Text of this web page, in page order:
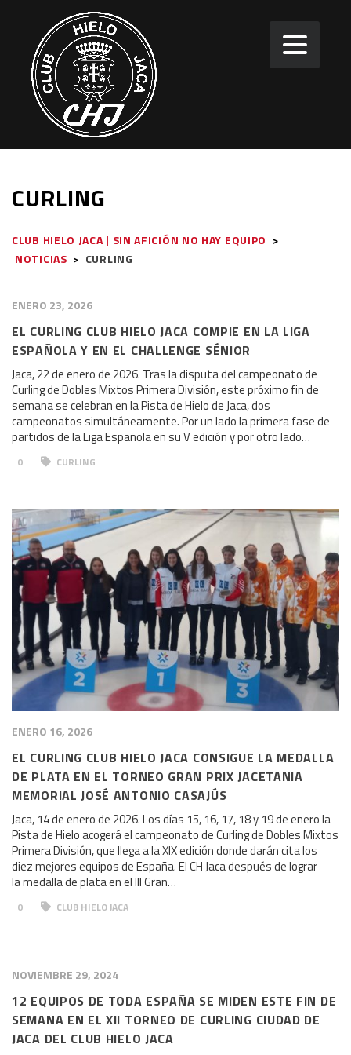
CURLING
CLUB HIELO JACA | SIN AFICIÓN NO HAY EQUIPO >
NOTICIAS > CURLING
ENERO 23, 2026
EL CURLING CLUB HIELO JACA COMPIE EN LA LIGA
ESPAÑOLA Y EN EL CHALLENGE SÉNIOR
Jaca, 22 de enero de 2026. Tras la disputa del campeonato de
Curling de Dobles Mixtos Primera División, este próximo fin de
semana se celebran en la Pista de Hielo de Jaca, dos
campeonatos simultáneamente. Por un lado la primera fase de
partidos de la Liga Española en su V edición y por otro lado…
0 CURLING
ENERO 16, 2026
EL CURLING CLUB HIELO JACA CONSIGUE LA MEDALLA
DE PLATA EN EL TORNEO GRAN PRIX JACETANIA
MEMORIAL JOSÉ ANTONIO CASAJÚS
Jaca, 14 de enero de 2026. Los días 15, 16, 17, 18 y 19 de enero la
Pista de Hielo acogerá el campeonato de Curling de Dobles Mixtos
Primera División, que llega a la XIX edición donde darán cita los
diez mejores equipos de España. El CH Jaca después de lograr
la medalla de plata en el III Gran…
0 CLUB HIELO JACA
NOVIEMBRE 29, 2024
12 EQUIPOS DE TODA ESPAÑA SE MIDEN ESTE FIN DE
SEMANA EN EL XII TORNEO DE CURLING CIUDAD DE
JACA DEL CLUB HIELO JACA